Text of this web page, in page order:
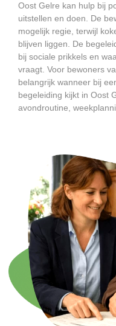
Oost Gelre kan hulp bij
uitstellen en doen. De
mogelijk regie, terwijl
blijven liggen. De
bij sociale prikkels en
vraagt. Voor bewoners
belangrijk wanneer bij
begeleiding kijkt in Oost
avondroutine,